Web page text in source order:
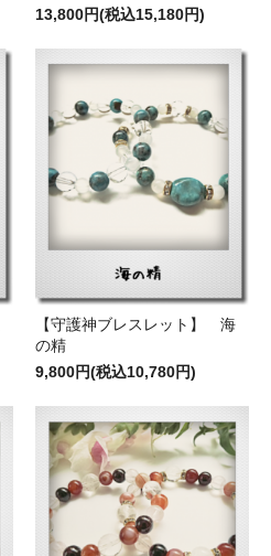
13,800円(税込15,180円)
【守護神ブレスレット】 海
の精
9,800円(税込10,780円)